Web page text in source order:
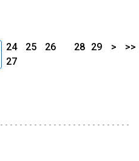
24 25
26
27
28 29 > >>